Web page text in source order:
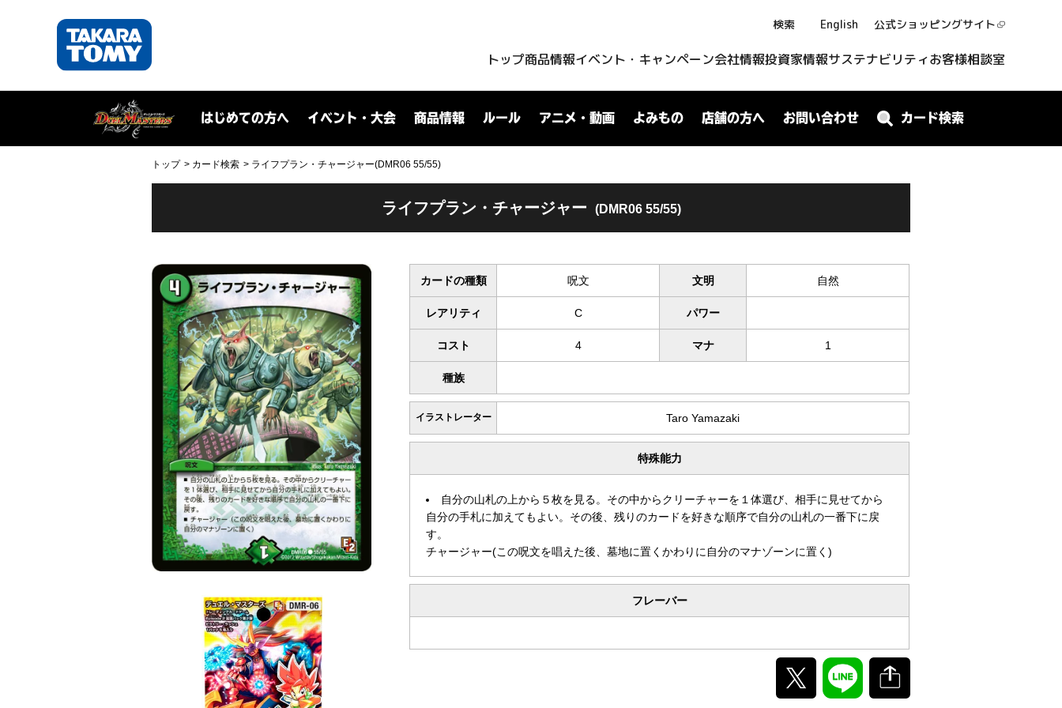
検索 English 公式ショッピングサイト
トップ商品情報イベント・キャンペーン会社情報投資家情報サステナビリティお客様相談室
はじめての方へ イベント・大会 商品情報 ルール アニメ・動画 よみもの 店舗の方へ お問い合わせ カード検索
トップ カード検索 ライフプラン・チャージャー(DMR06 55/55)
ライフプラン・チャージャー (DMR06 55/55)
カードの種類 呪文 文明 自然
レアリティ C パワー
コスト 4 マナ 1
種族
イラストレーター Taro Yamazaki
特殊能力
自分の山札の上から５枚を見る。その中からクリーチャーを１体選び、相手に見せてから
自分の手札に加えてもよい。その後、残りのカードを好きな順序で自分の山札の一番下に戻
す。
チャージャー(この呪文を唱えた後、墓地に置くかわりに自分のマナゾーンに置く)
フレーバー